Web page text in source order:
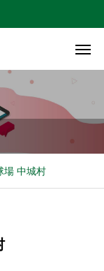
場 中城村